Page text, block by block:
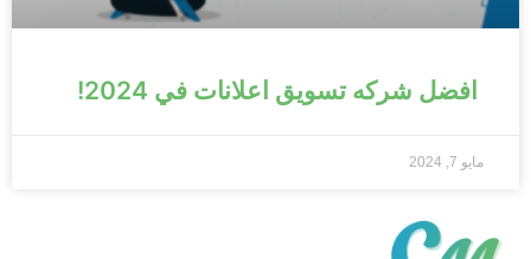
افضل شركه تسويق اعلانات في 2024!
مايو 7, 2024